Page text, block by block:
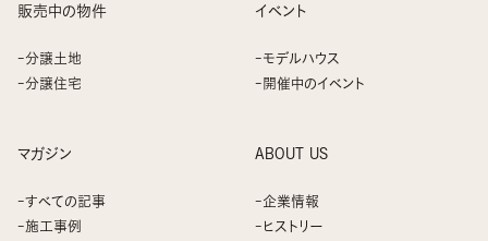
販売中の物件
分譲土地
分譲住宅
イベント
モデルハウス
開催中のイベント
マガジン
すべての記事
施工事例
ABOUT US
企業情報
ヒストリー